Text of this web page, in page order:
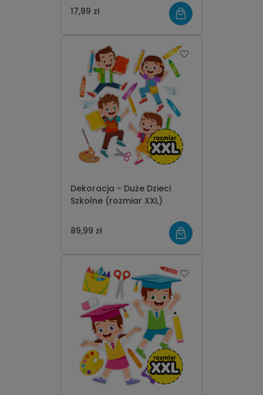
17,99 zł
Dekoracja - Duże Dzieci
Szkolne (rozmiar XXL)
89,99 zł